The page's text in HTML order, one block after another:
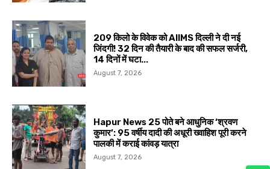
209 किलो के विवेक को AIIMS दिल्ली ने दी नई
जिंदगी! 32 दिन की तैयारी के बाद की सफल सर्जरी,
14 दिनों में घटा...
August 7, 2026
Hapur News 25 पोते बने आधुनिक ‘श्रवण
कुमार’: 95 वर्षीय दादी की अधूरी ख्वाहिश पूरी करने
पालकी में कराई कांवड़ यात्रा
August 7, 2026